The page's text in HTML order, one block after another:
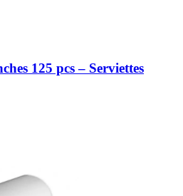
125 pcs – Serviettes